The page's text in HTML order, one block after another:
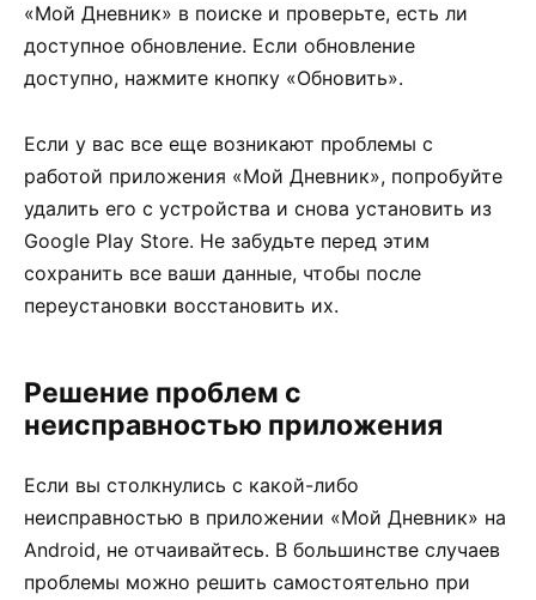
«Мой Дневник» в поиске и проверьте, есть ли
доступное обновление. Если обновление
доступно, нажмите кнопку «Обновить».
Если у вас все еще возникают проблемы с
работой приложения «Мой Дневник», попробуйте
удалить его с устройства и снова установить из
Google Play Store. Не забудьте перед этим
сохранить все ваши данные, чтобы после
переустановки восстановить их.
Решение проблем с
неисправностью приложения
Если вы столкнулись с какой-либо
неисправностью в приложении «Мой Дневник» на
Android, не отчаивайтесь. В большинстве случаев
проблемы можно решить самостоятельно при